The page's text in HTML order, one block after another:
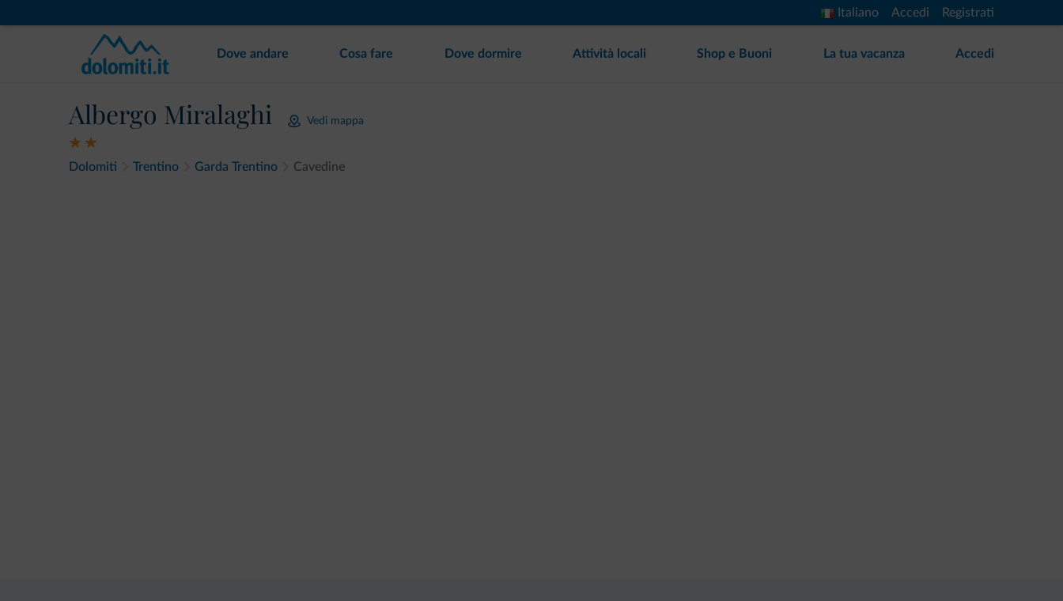
Italiano Accedi Registrati
Dove andare Cosa fare Dove dormire Attività locali Shop e Buoni La tua vacanza Accedi
Albergo Miralaghi Vedi mappa
Dolomiti Trentino Garda Trentino Cavedine